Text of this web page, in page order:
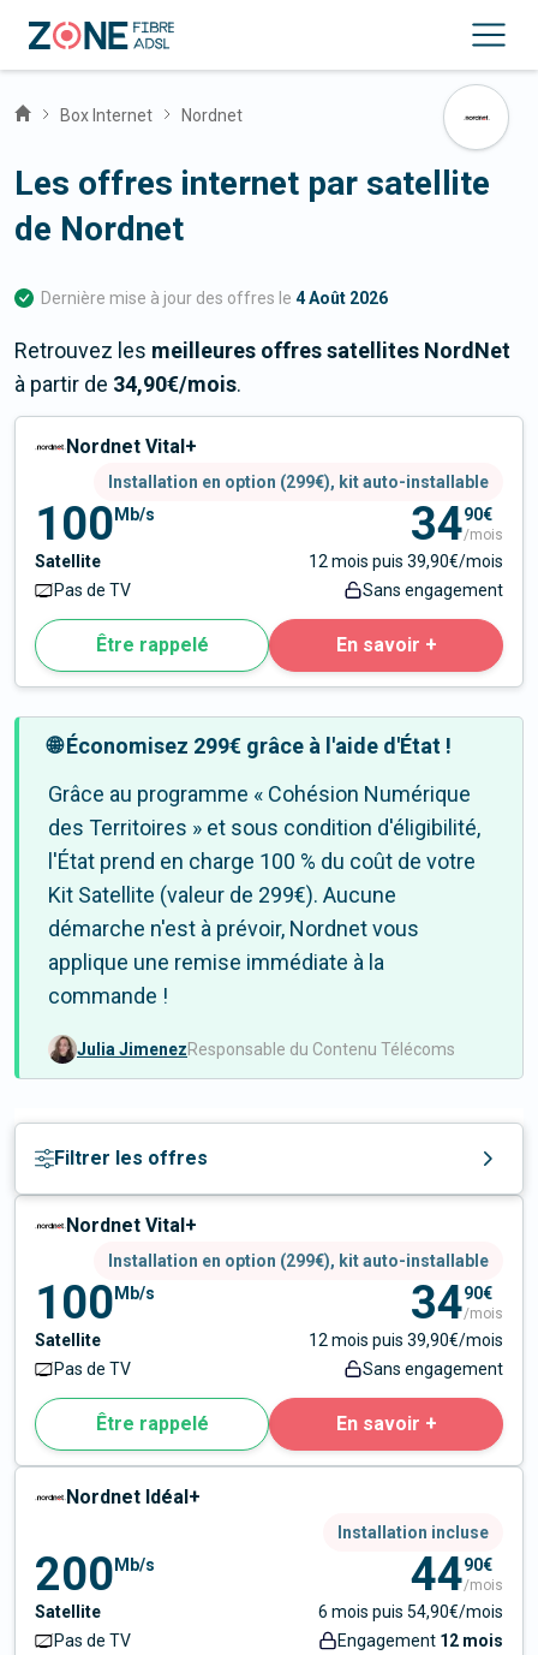
Box Internet Nordnet
Les offres internet par satellite
de Nordnet
Dernière mise à jour des offres le 4 Août 2026
Retrouvez les meilleures offres satellites NordNet
à partir de 34,90€/mois.
Nordnet Vital+
Installation en option (299€), kit auto-installable
100 Mb/s
Satellite
Pas de TV
3490€
/mois
12 mois puis 39,90€/mois
Sans engagement
Être rappelé En savoir +
🌐 Économisez 299€ grâce à l'aide d'État !
Grâce au programme « Cohésion Numérique
des Territoires » et sous condition d'éligibilité,
l'État prend en charge 100 % du coût de votre
Kit Satellite (valeur de 299€). Aucune
démarche n'est à prévoir, Nordnet vous
applique une remise immédiate à la
commande !
Julia JimenezResponsable du Contenu Télécoms
Filtrer les offres
Nordnet Vital+
Installation en option (299€), kit auto-installable
100 Mb/s
Satellite
Pas de TV
3490€
/mois
12 mois puis 39,90€/mois
Sans engagement
Être rappelé En savoir +
Nordnet Idéal+
Installation incluse
200 Mb/s
Satellite
Pas de TV
4490€
/mois
6 mois puis 54,90€/mois
Engagement 12 mois